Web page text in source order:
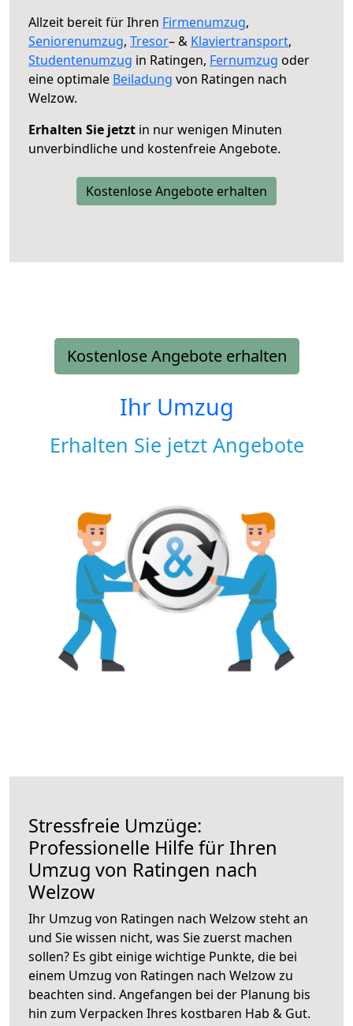
Allzeit bereit für Ihren Firmenumzug,
Seniorenumzug, Tresor– & Klaviertransport,
Studentenumzug in Ratingen, Fernumzug oder
eine optimale Beiladung von Ratingen nach
Welzow.
Erhalten Sie jetzt in nur wenigen Minuten
unverbindliche und kostenfreie Angebote.
Kostenlose Angebote erhalten
Kostenlose Angebote erhalten
Ihr Umzug
Erhalten Sie jetzt Angebote
Stressfreie Umzüge:
Professionelle Hilfe für Ihren
Umzug von Ratingen nach
Welzow
Ihr Umzug von Ratingen nach Welzow steht an
und Sie wissen nicht, was Sie zuerst machen
sollen? Es gibt einige wichtige Punkte, die bei
einem Umzug von Ratingen nach Welzow zu
beachten sind. Angefangen bei der Planung bis
hin zum Verpacken Ihres kostbaren Hab & Gut.